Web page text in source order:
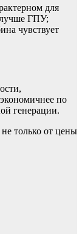
для
ГПУ;
чувствует
по
генерации.
только от цены